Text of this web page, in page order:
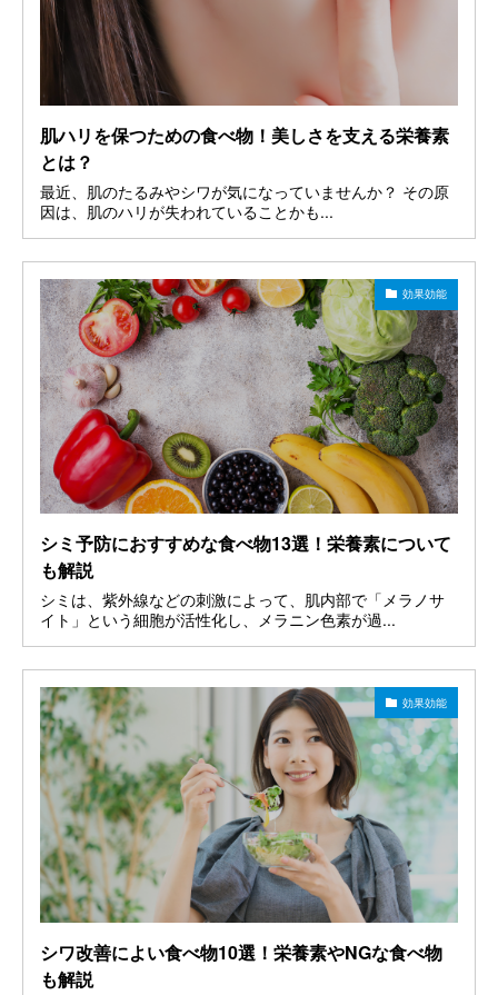
肌ハリを保つための食べ物！美しさを支える栄養素
とは？
最近、肌のたるみやシワが気になっていませんか？ その原
因は、肌のハリが失われていることかも...
効果効能
シミ予防におすすめな食べ物13選！栄養素について
も解説
シミは、紫外線などの刺激によって、肌内部で「メラノサ
イト」という細胞が活性化し、メラニン色素が過...
効果効能
シワ改善によい食べ物10選！栄養素やNGな食べ物
も解説